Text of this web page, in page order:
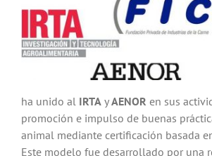
WooCommerce My Account
WooCommerce Cart
ha unido al IRTA yAENOR en sus
promoción e impulso de buenas
animal mediante certificación basada
Este modelo fue desarrollado por una